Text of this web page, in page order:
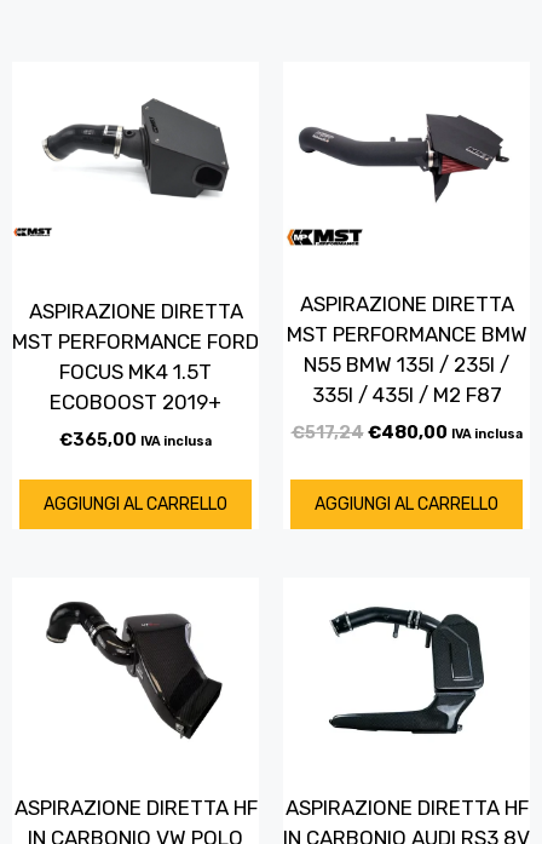
ASPIRAZIONE DIRETTA
MST PERFORMANCE FORD
FOCUS MK4 1.5T
ECOBOOST 2019+
€365,00 IVA inclusa
AGGIUNGI AL CARRELLO
ASPIRAZIONE DIRETTA
MST PERFORMANCE BMW
N55 BMW 135I / 235I /
335I / 435I / M2 F87
€517,24€480,00 IVA inclusa
AGGIUNGI AL CARRELLO
ASPIRAZIONE DIRETTA HF
IN CARBONIO VW POLO
ASPIRAZIONE DIRETTA HF
IN CARBONIO AUDI RS3 8V